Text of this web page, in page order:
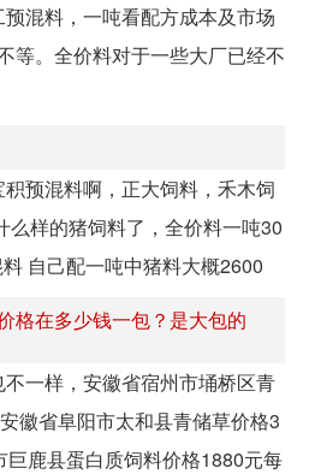
混料，一吨看配方成本及市场
等。全价料对于一些大厂已经不
预混料啊，正大饲料，禾木饲
么样的猪饲料了，全价料一吨30
自己配一吨中猪料大概2600
格在多少钱一包？是大包的
一样，安徽省宿州市埇桥区青
徽省阜阳市太和县青储草价格3
鹿县蛋白质饲料价格1880元每